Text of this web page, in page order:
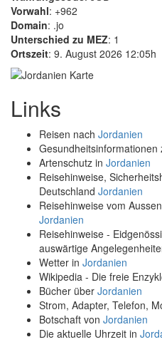
Vorwahl: +962
Domain: .jo
Unterschied zu MEZ: 1
Ortszeit: 9. August 2026 12:05h
Links
Reisen nach Jordanien
Gesundheitsinformationen
Artenschutz in Jordanien
Reisehinweise,
Deutschland Jordanien
Reisehinweise vom
Jordanien
Reisehinweise -
auswärtige
Wetter in Jordanien
Wikipedia - Die freie
Bücher über Jordanien
Strom, Adapter, Telefon,
Botschaft von Jordanien
Die aktuelle Uhrzeit in